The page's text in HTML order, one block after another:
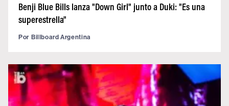
Benji Blue Bills lanza "Down Girl" junto a Duki: "Es una
superestrella"
Por Billboard Argentina